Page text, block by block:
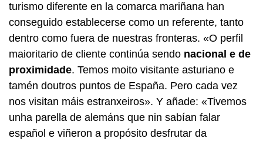
turismo diferente en la comarca mariñana han
conseguido establecerse como un referente, tanto
dentro como fuera de nuestras fronteras. «O perfil
maioritario de cliente continúa sendo nacional e de
proximidade. Temos moito visitante asturiano e
tamén doutros puntos de España. Pero cada vez
nos visitan máis estranxeiros». Y añade: «Tivemos
unha parella de alemáns que nin sabían falar
español e viñeron a propósito desfrutar da